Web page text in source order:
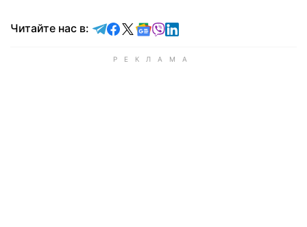
Читайте нас в: Читайте в Telegram
Читайте в Facebook
Читайте в X
Читайте в Google news
Читайте в Viber
Читайте в LinkedIn